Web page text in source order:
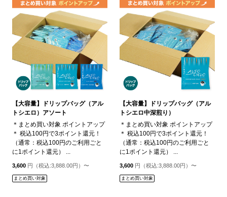
【大容量】ドリップバッグ（アル
トシエロ）アソート
＊まとめ買い対象 ポイントアップ
＊ 税込100円で3ポイント還元！
（通常：税込100円のご利用ごと
に1ポイント還元） ...
3,600 円（税込:3,888.00円）〜
まとめ買い対象
【大容量】ドリップバッグ（アル
トシエロ中深煎り）
＊まとめ買い対象 ポイントアップ
＊ 税込100円で3ポイント還元！
（通常：税込100円のご利用ごと
に1ポイント還元） ...
3,600 円（税込:3,888.00円）〜
まとめ買い対象